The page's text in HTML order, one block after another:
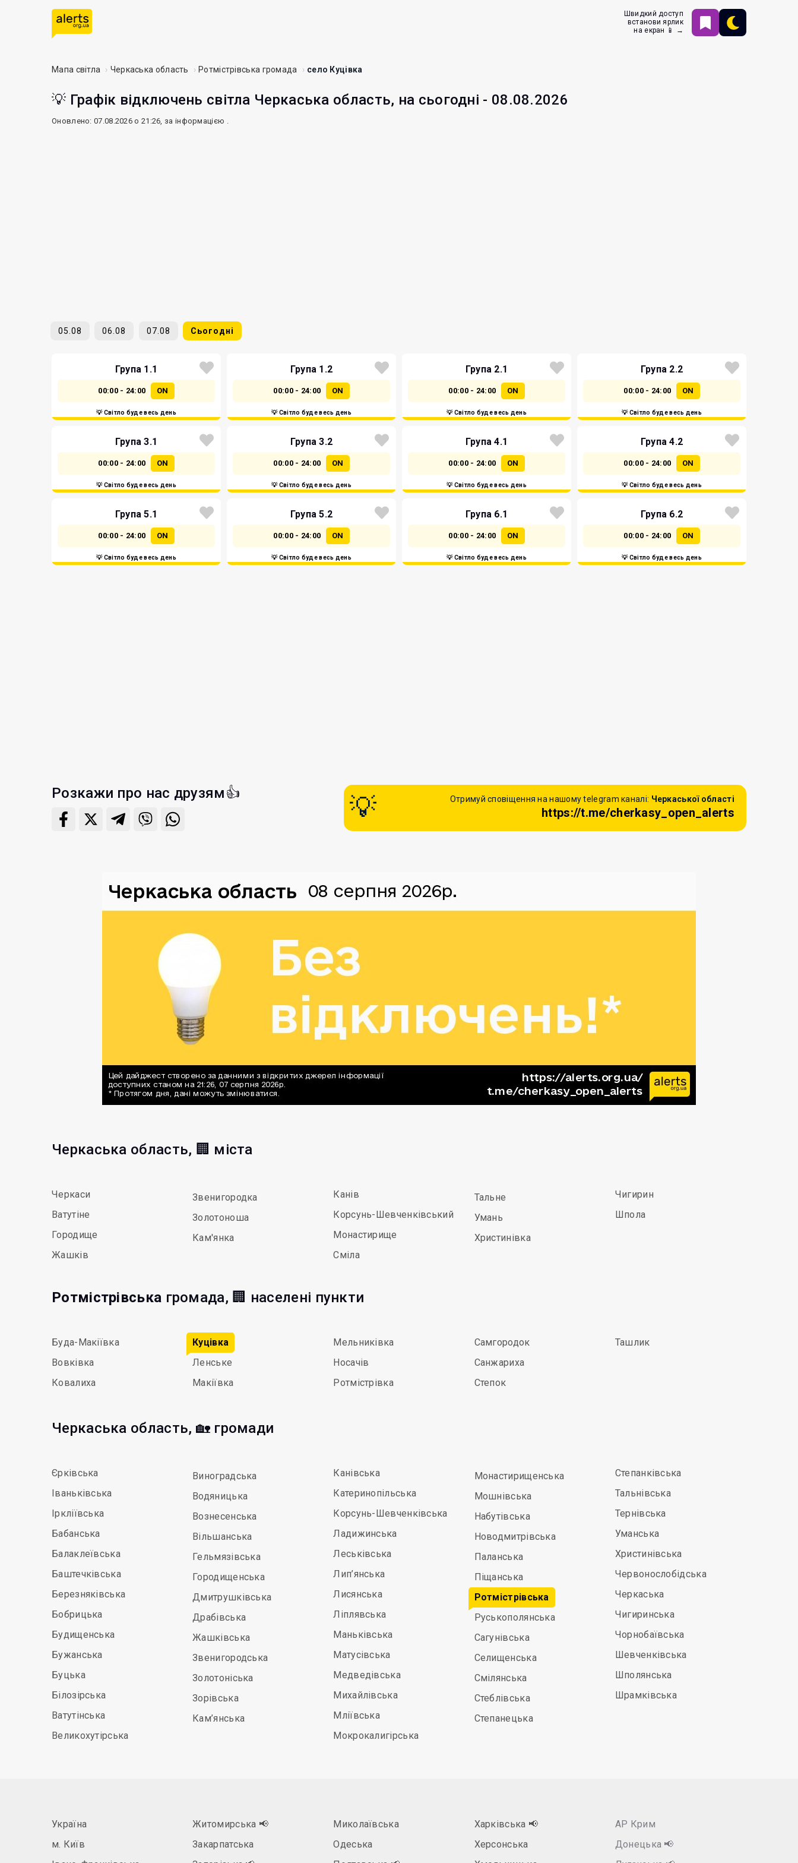
Швидкий доступ
встанови ярлик
на екран 📱 →
Мапа світла Черкаська область Ротмістрівська громада село Куцівка
💡 Графік відключень світла Черкаська область, на сьогодні - 08.08.2026
Оновлено: 07.08.2026 о 21:26, за інформацією .
05.08 06.08 07.08 Сьогодні
Група 1.1
00:00 - 24:00 ON
💡 Світло буде весь день
Група 1.2
00:00 - 24:00 ON
💡 Світло буде весь день
Група 2.1
00:00 - 24:00 ON
💡 Світло буде весь день
Група 2.2
00:00 - 24:00 ON
💡 Світло буде весь день
Група 3.1
00:00 - 24:00 ON
💡 Світло буде весь день
Група 3.2
00:00 - 24:00 ON
💡 Світло буде весь день
Група 4.1
00:00 - 24:00 ON
💡 Світло буде весь день
Група 4.2
00:00 - 24:00 ON
💡 Світло буде весь день
Група 5.1
00:00 - 24:00 ON
💡 Світло буде весь день
Група 5.2
00:00 - 24:00 ON
💡 Світло буде весь день
Група 6.1
00:00 - 24:00 ON
💡 Світло буде весь день
Група 6.2
00:00 - 24:00 ON
💡 Світло буде весь день
Розкажи про нас друзям👍 Отримуй сповіщення на нашому telegram каналі: Черкаської області
https://t.me/cherkasy_open_alerts
Черкаська область, 🏢 міста
Черкаси
Ватутіне
Городище
Жашків
Звенигородка
Золотоноша
Кам'янка
Канів
Корсунь-Шевченківський
Монастирище
Сміла
Тальне
Умань
Христинівка
Чигирин
Шпола
Ротмістрівська громада, 🏢 населені пункти
Буда-Макіївка
Вовківка
Ковалиха
Куцівка
Ленське
Макіївка
Мельниківка
Носачів
Ротмістрівка
Самгородок
Санжариха
Степок
Ташлик
Черкаська область, 🏡 громади
Єрківська
Іваньківська
Іркліївська
Бабанська
Балаклеївська
Баштечківська
Березняківська
Бобрицька
Будищенська
Бужанська
Буцька
Білозірська
Ватутінська
Великохутірська
Виноградська
Водяницька
Вознесенська
Вільшанська
Гельмязівська
Городищенська
Дмитрушківська
Драбівська
Жашківська
Звенигородська
Золотоніська
Зорівська
Кам’янська
Канівська
Катеринопільська
Корсунь-Шевченківська
Ладижинська
Леськівська
Лип’янська
Лисянська
Ліплявська
Маньківська
Матусівська
Медведівська
Михайлівська
Мліївська
Мокрокалигірська
Монастирищенська
Мошнівська
Набутівська
Новодмитрівська
Паланська
Піщанська
Ротмістрівська
Руськополянська
Сагунівська
Селищенська
Смілянська
Стеблівська
Степанецька
Степанківська
Тальнівська
Тернівська
Уманська
Христинівська
Червонослобідська
Черкаська
Чигиринська
Чорнобаївська
Шевченківська
Шполянська
Шрамківська
Україна
м. Київ
Житомирська 📢
Закарпатська
Миколаївська
Одеська
Харківська 📢
Херсонська
АР Крим
Донецька 📢